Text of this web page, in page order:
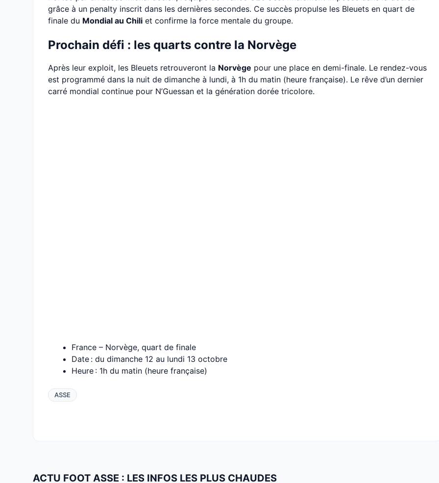
grâce à un penalty inscrit dans les dernières secondes. Ce succès propulse les Bleuets en quart de
finale du Mondial au Chili et confirme la force mentale du groupe.
Prochain défi : les quarts contre la Norvège
Après leur exploit, les Bleuets retrouveront la Norvège pour une place en demi-finale. Le rendez-vous
est programmé dans la nuit de dimanche à lundi, à 1h du matin (heure française). Le rêve d’un dernier
carré mondial continue pour N’Guessan et la génération dorée tricolore.
France – Norvège, quart de finale
Date : du dimanche 12 au lundi 13 octobre
Heure : 1h du matin (heure française)
ASSE
ACTU FOOT ASSE : LES INFOS LES PLUS CHAUDES